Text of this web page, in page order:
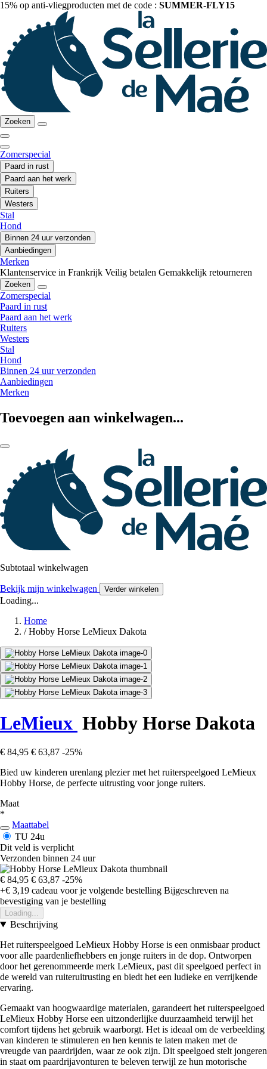
15% op anti-vliegproducten met de code : SUMMER-FLY15
Zoeken
Zomerspecial
Paard in rust
Paard aan het werk
Ruiters
Westers
Stal
Hond
Binnen 24 uur verzonden
Aanbiedingen
Merken
Klantenservice in Frankrijk Veilig betalen Gemakkelijk retourneren
Zoeken
Zomerspecial
Paard in rust
Paard aan het werk
Ruiters
Westers
Stal
Hond
Binnen 24 uur verzonden
Aanbiedingen
Merken
Toevoegen aan winkelwagen...
Subtotaal winkelwagen
Bekijk mijn winkelwagen Verder winkelen
Loading...
Home
/ Hobby Horse LeMieux Dakota
LeMieux Hobby Horse Dakota
€ 84,95 € 63,87 -25%
Bied uw kinderen urenlang plezier met het ruiterspeelgoed LeMieux
Hobby Horse, de perfecte uitrusting voor jonge ruiters.
Maat
*
Maattabel
TU 24u
Dit veld is verplicht
Verzonden binnen 24 uur
€ 84,95 € 63,87 -25%
+€ 3,19 cadeau voor je volgende bestelling Bijgeschreven na
bevestiging van je bestelling
Loading...
Beschrijving
Het ruiterspeelgoed LeMieux Hobby Horse is een onmisbaar product
voor alle paardenliefhebbers en jonge ruiters in de dop. Ontworpen
door het gerenommeerde merk LeMieux, past dit speelgoed perfect in
de wereld van ruiteruitrusting en biedt het een ludieke en verrijkende
ervaring.
Gemaakt van hoogwaardige materialen, garandeert het ruiterspeelgoed
LeMieux Hobby Horse een uitzonderlijke duurzaamheid terwijl het
comfort tijdens het gebruik waarborgt. Het is ideaal om de verbeelding
van kinderen te stimuleren en hen kennis te laten maken met de
vreugde van paardrijden, waar ze ook zijn. Dit speelgoed stelt jongeren
in staat om paardrijavonturen te beleven terwijl ze hun motorische